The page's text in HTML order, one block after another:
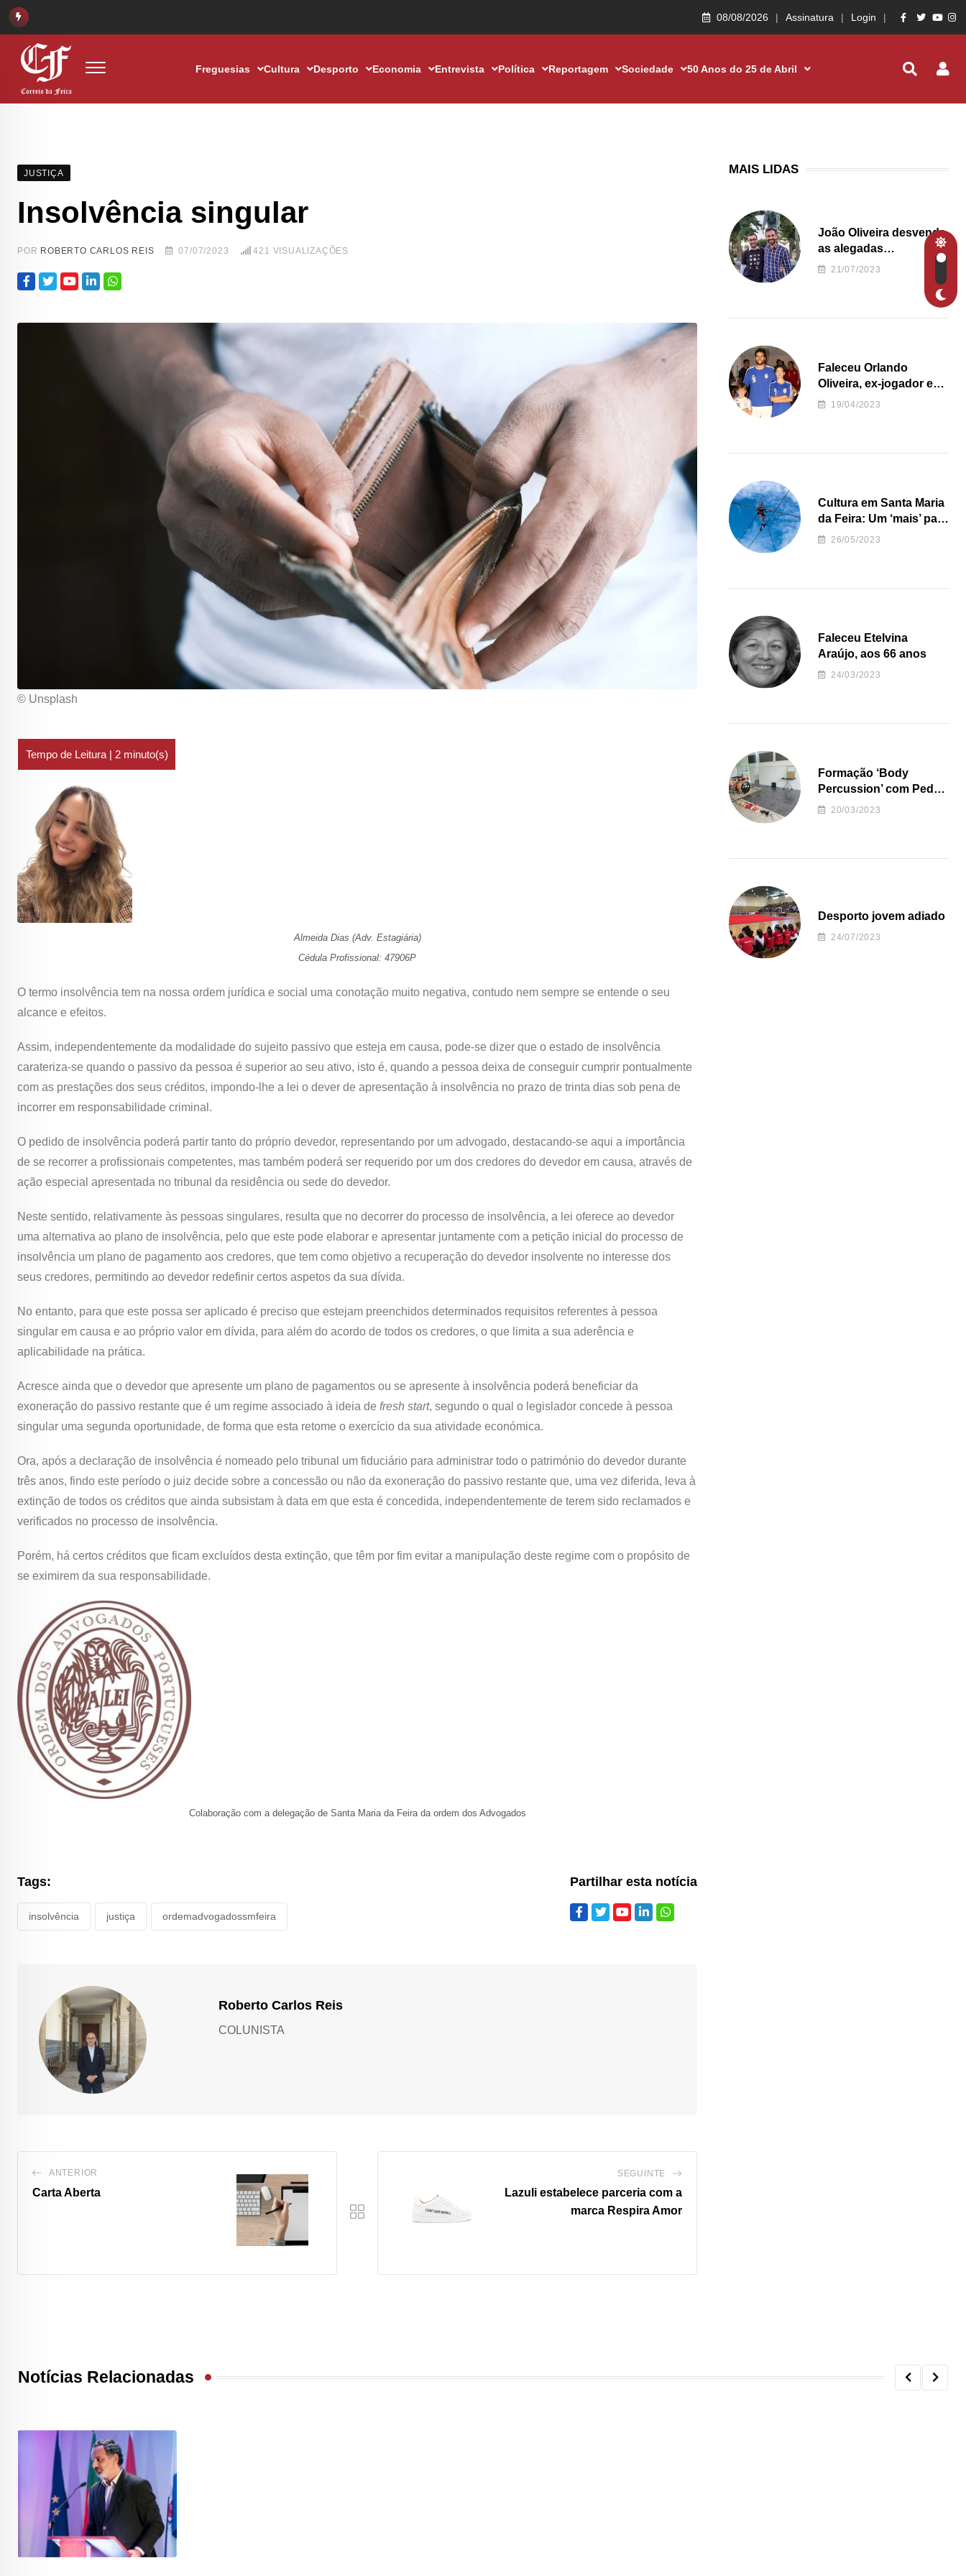
08/08/2026 Assinatura Login
Freguesias Cultura Desporto Economia Entrevista Política Reportagem Sociedade 50 Anos do 25 de Abril
JUSTIÇA
Insolvência singular
POR ROBERTO CARLOS REIS 07/07/2023 421 VISUALIZAÇÕES
© Unsplash
Almeida Dias (Adv. Estagiária)
Cédula Profissional: 47906P
O termo insolvência tem na nossa ordem jurídica e social uma conotação muito negativa, contudo nem sempre se entende o seu
alcance e efeitos.
Assim, independentemente da modalidade do sujeito passivo que esteja em causa, pode-se dizer que o estado de insolvência
carateriza-se quando o passivo da pessoa é superior ao seu ativo, isto é, quando a pessoa deixa de conseguir cumprir pontualmente
com as prestações dos seus créditos, impondo-lhe a lei o dever de apresentação à insolvência no prazo de trinta dias sob pena de
incorrer em responsabilidade criminal.
O pedido de insolvência poderá partir tanto do próprio devedor, representando por um advogado, destacando-se aqui a importância
de se recorrer a profissionais competentes, mas também poderá ser requerido por um dos credores do devedor em causa, através de
ação especial apresentada no tribunal da residência ou sede do devedor.
Neste sentido, relativamente às pessoas singulares, resulta que no decorrer do processo de insolvência, a lei oferece ao devedor
uma alternativa ao plano de insolvência, pelo que este pode elaborar e apresentar juntamente com a petição inicial do processo de
insolvência um plano de pagamento aos credores, que tem como objetivo a recuperação do devedor insolvente no interesse dos
seus credores, permitindo ao devedor redefinir certos aspetos da sua dívida.
No entanto, para que este possa ser aplicado é preciso que estejam preenchidos determinados requisitos referentes à pessoa
singular em causa e ao próprio valor em dívida, para além do acordo de todos os credores, o que limita a sua aderência e
aplicabilidade na prática.
Acresce ainda que o devedor que apresente um plano de pagamentos ou se apresente à insolvência poderá beneficiar da
exoneração do passivo restante que é um regime associado à ideia de fresh start, segundo o qual o legislador concede à pessoa
singular uma segunda oportunidade, de forma que esta retome o exercício da sua atividade económica.
Ora, após a declaração de insolvência é nomeado pelo tribunal um fiduciário para administrar todo o património do devedor durante
três anos, findo este período o juiz decide sobre a concessão ou não da exoneração do passivo restante que, uma vez diferida, leva à
extinção de todos os créditos que ainda subsistam à data em que esta é concedida, independentemente de terem sido reclamados e
verificados no processo de insolvência.
Porém, há certos créditos que ficam excluídos desta extinção, que têm por fim evitar a manipulação deste regime com o propósito de
se eximirem da sua responsabilidade.
Colaboração com a delegação de Santa Maria da Feira da ordem dos Advogados
Tags:
insolvência justiça ordemadvogadossmfeira
Partilhar esta notícia
Roberto Carlos Reis
COLUNISTA
ANTERIOR
Carta Aberta
SEGUINTE
Lazuli estabelece parceria com a
marca Respira Amor
MAIS LIDAS
João Oliveira desvenda
as alegadas
irregularidades da
Junta de Freguesia S.
21/07/2023
Faleceu Orlando
Oliveira, ex-jogador e
treinador da formação
19/04/2023
Cultura em Santa Maria
da Feira: Um ‘mais’ para
o Concelho
26/05/2023
Faleceu Etelvina
Araújo, aos 66 anos
24/03/2023
Formação ‘Body
Percussion’ com Pedro
Almeida
20/03/2023
Desporto jovem adiado
24/07/2023
Notícias Relacionadas